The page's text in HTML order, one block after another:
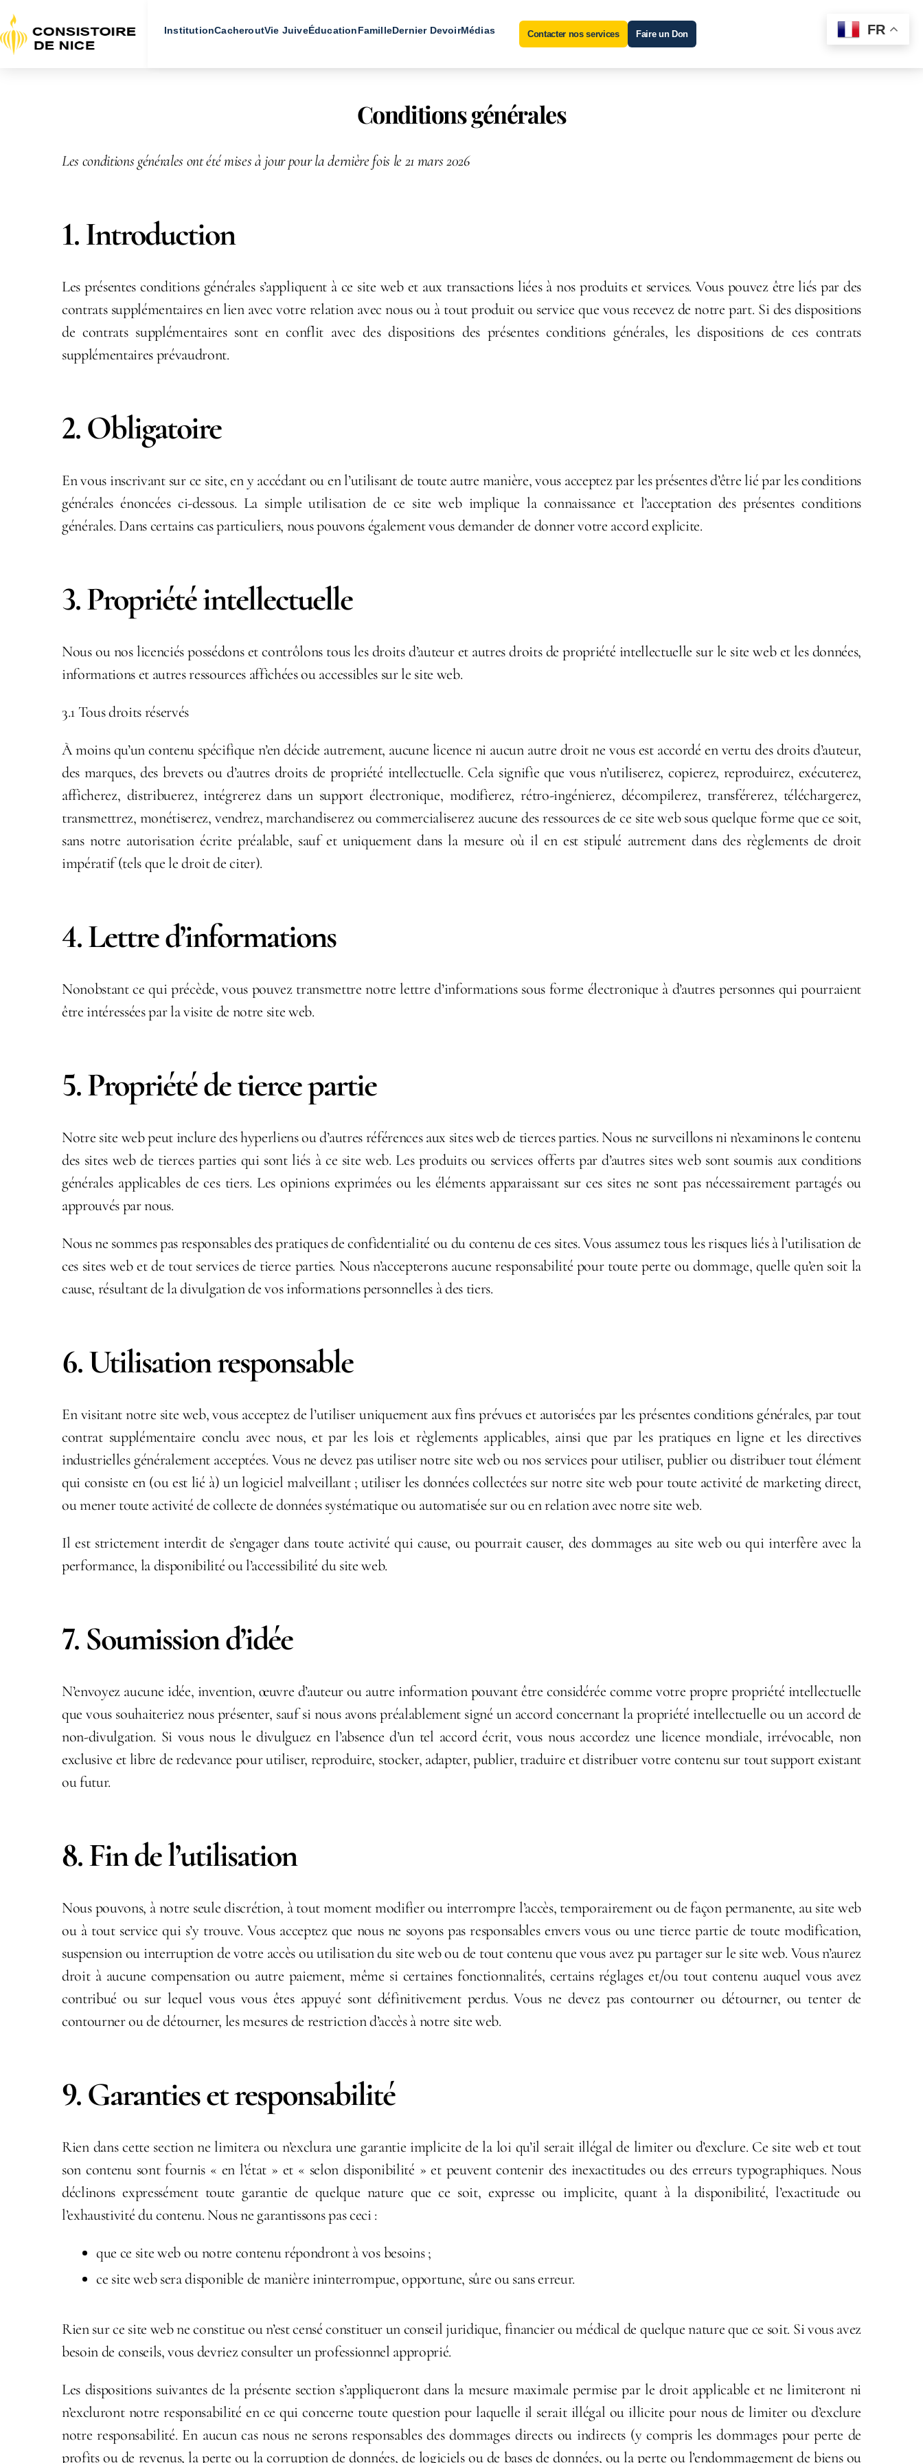
InstitutionCacheroutVie JuiveÉducationFamilleDernier DevoirMédias Contacter nos services Faire un Don
Conditions générales
Les conditions générales ont été mises à jour pour la dernière fois le 21 mars 2026
1. Introduction
Les présentes conditions générales s’appliquent à ce site web et aux transactions liées à nos produits et services. Vous pouvez être liés par des
contrats supplémentaires en lien avec votre relation avec nous ou à tout produit ou service que vous recevez de notre part. Si des dispositions
de contrats supplémentaires sont en conflit avec des dispositions des présentes conditions générales, les dispositions de ces contrats
supplémentaires prévaudront.
2. Obligatoire
En vous inscrivant sur ce site, en y accédant ou en l’utilisant de toute autre manière, vous acceptez par les présentes d’être lié par les conditions
générales énoncées ci-dessous. La simple utilisation de ce site web implique la connaissance et l’acceptation des présentes conditions
générales. Dans certains cas particuliers, nous pouvons également vous demander de donner votre accord explicite.
3. Propriété intellectuelle
Nous ou nos licenciés possédons et contrôlons tous les droits d’auteur et autres droits de propriété intellectuelle sur le site web et les données,
informations et autres ressources affichées ou accessibles sur le site web.
3.1 Tous droits réservés
À moins qu’un contenu spécifique n’en décide autrement, aucune licence ni aucun autre droit ne vous est accordé en vertu des droits d’auteur,
des marques, des brevets ou d’autres droits de propriété intellectuelle. Cela signifie que vous n’utiliserez, copierez, reproduirez, exécuterez,
afficherez, distribuerez, intégrerez dans un support électronique, modifierez, rétro-ingénierez, décompilerez, transférerez, téléchargerez,
transmettrez, monétiserez, vendrez, marchandiserez ou commercialiserez aucune des ressources de ce site web sous quelque forme que ce soit,
sans notre autorisation écrite préalable, sauf et uniquement dans la mesure où il en est stipulé autrement dans des règlements de droit
impératif (tels que le droit de citer).
4. Lettre d’informations
Nonobstant ce qui précède, vous pouvez transmettre notre lettre d’informations sous forme électronique à d’autres personnes qui pourraient
être intéressées par la visite de notre site web.
5. Propriété de tierce partie
Notre site web peut inclure des hyperliens ou d’autres références aux sites web de tierces parties. Nous ne surveillons ni n’examinons le contenu
des sites web de tierces parties qui sont liés à ce site web. Les produits ou services offerts par d’autres sites web sont soumis aux conditions
générales applicables de ces tiers. Les opinions exprimées ou les éléments apparaissant sur ces sites ne sont pas nécessairement partagés ou
approuvés par nous.
Nous ne sommes pas responsables des pratiques de confidentialité ou du contenu de ces sites. Vous assumez tous les risques liés à l’utilisation de
ces sites web et de tout services de tierce parties. Nous n’accepterons aucune responsabilité pour toute perte ou dommage, quelle qu’en soit la
cause, résultant de la divulgation de vos informations personnelles à des tiers.
6. Utilisation responsable
En visitant notre site web, vous acceptez de l’utiliser uniquement aux fins prévues et autorisées par les présentes conditions générales, par tout
contrat supplémentaire conclu avec nous, et par les lois et règlements applicables, ainsi que par les pratiques en ligne et les directives
industrielles généralement acceptées. Vous ne devez pas utiliser notre site web ou nos services pour utiliser, publier ou distribuer tout élément
qui consiste en (ou est lié à) un logiciel malveillant ; utiliser les données collectées sur notre site web pour toute activité de marketing direct,
ou mener toute activité de collecte de données systématique ou automatisée sur ou en relation avec notre site web.
Il est strictement interdit de s’engager dans toute activité qui cause, ou pourrait causer, des dommages au site web ou qui interfère avec la
performance, la disponibilité ou l’accessibilité du site web.
7. Soumission d’idée
N’envoyez aucune idée, invention, œuvre d’auteur ou autre information pouvant être considérée comme votre propre propriété intellectuelle
que vous souhaiteriez nous présenter, sauf si nous avons préalablement signé un accord concernant la propriété intellectuelle ou un accord de
non-divulgation. Si vous nous le divulguez en l’absence d’un tel accord écrit, vous nous accordez une licence mondiale, irrévocable, non
exclusive et libre de redevance pour utiliser, reproduire, stocker, adapter, publier, traduire et distribuer votre contenu sur tout support existant
ou futur.
8. Fin de l’utilisation
Nous pouvons, à notre seule discrétion, à tout moment modifier ou interrompre l’accès, temporairement ou de façon permanente, au site web
ou à tout service qui s’y trouve. Vous acceptez que nous ne soyons pas responsables envers vous ou une tierce partie de toute modification,
suspension ou interruption de votre accès ou utilisation du site web ou de tout contenu que vous avez pu partager sur le site web. Vous n’aurez
droit à aucune compensation ou autre paiement, même si certaines fonctionnalités, certains réglages et/ou tout contenu auquel vous avez
contribué ou sur lequel vous vous êtes appuyé sont définitivement perdus. Vous ne devez pas contourner ou détourner, ou tenter de
contourner ou de détourner, les mesures de restriction d’accès à notre site web.
9. Garanties et responsabilité
Rien dans cette section ne limitera ou n’exclura une garantie implicite de la loi qu’il serait illégal de limiter ou d’exclure. Ce site web et tout
son contenu sont fournis « en l’état » et « selon disponibilité » et peuvent contenir des inexactitudes ou des erreurs typographiques. Nous
déclinons expressément toute garantie de quelque nature que ce soit, expresse ou implicite, quant à la disponibilité, l’exactitude ou
l’exhaustivité du contenu. Nous ne garantissons pas ceci :
que ce site web ou notre contenu répondront à vos besoins ;
ce site web sera disponible de manière ininterrompue, opportune, sûre ou sans erreur.
Rien sur ce site web ne constitue ou n’est censé constituer un conseil juridique, financier ou médical de quelque nature que ce soit. Si vous avez
besoin de conseils, vous devriez consulter un professionnel approprié.
Les dispositions suivantes de la présente section s’appliqueront dans la mesure maximale permise par le droit applicable et ne limiteront ni
n’excluront notre responsabilité en ce qui concerne toute question pour laquelle il serait illégal ou illicite pour nous de limiter ou d’exclure
notre responsabilité. En aucun cas nous ne serons responsables des dommages directs ou indirects (y compris les dommages pour perte de
profits ou de revenus, la perte ou la corruption de données, de logiciels ou de bases de données, ou la perte ou l’endommagement de biens ou
FR